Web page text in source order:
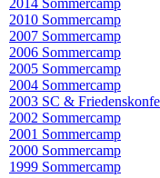
2014 Sommercamp
2010 Sommercamp
2007 Sommercamp
2006 Sommercamp
2005 Sommercamp
2004 Sommercamp
2003 SC &
2002 Sommercamp
2001 Sommercamp
2000 Sommercamp
1999 Sommercamp